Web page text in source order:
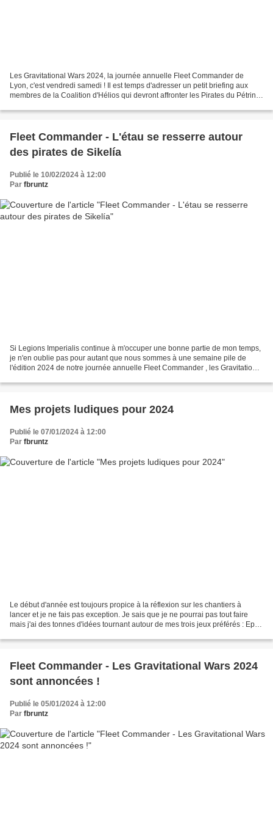
Les Gravitational Wars 2024, la journée annuelle Fleet Commander de
Lyon, c'est vendredi samedi ! Il est temps d'adresser un petit briefing aux
membres de la Coalition d'Hélios qui devront affronter les Pirates du Pétrino
Fleet Commander - L'étau se resserre autour
des pirates de Sikelía
Publié le 10/02/2024 à 12:00
Par fbruntz
Si Legions Imperialis continue à m'occuper une bonne partie de mon temps,
je n'en oublie pas pour autant que nous sommes à une semaine pile de
l'édition 2024 de notre journée annuelle Fleet Commander , les Gravitational
Mes projets ludiques pour 2024
Publié le 07/01/2024 à 12:00
Par fbruntz
Le début d'année est toujours propice à la réflexion sur les chantiers à
lancer et je ne fais pas exception. Je sais que je ne pourrai pas tout faire
mais j'ai des tonnes d'idées tournant autour de mes trois jeux préférés : Epic
Fleet Commander - Les Gravitational Wars 2024
sont annoncées !
Publié le 05/01/2024 à 12:00
Par fbruntz